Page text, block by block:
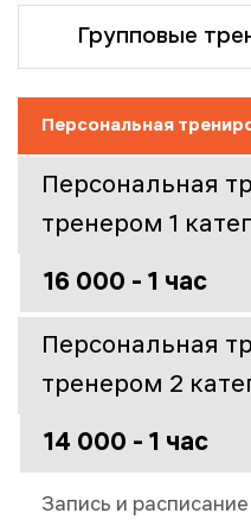
Групповые
Персональная
Персональная
тренером 1
16 000 - 1 час
Персональная
тренером 2
14 000 - 1 час
Запись и